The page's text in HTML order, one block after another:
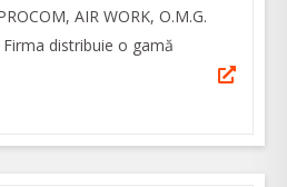
AIR WORK, O.M.G.
distribuie o gamă